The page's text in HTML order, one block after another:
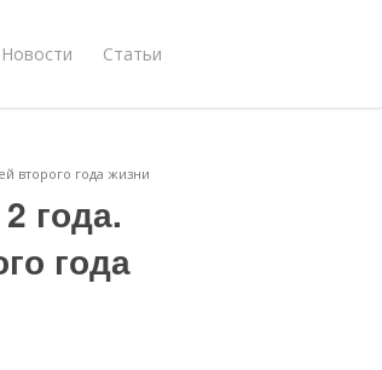
Новости Статьи
второго года жизни
года.
года